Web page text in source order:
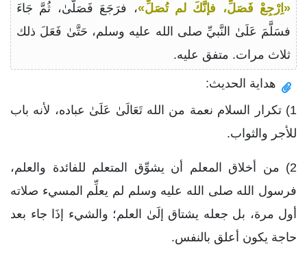
«اِرْجِعْ فَصَلِّ، فإنَّكَ لم تُصَلِّ»، فرَجَعَ فَصَلَّىٰ، ثُمَّ جَاءَ
فسَلَّمَ عَلَىٰ النَّبيِّ صلى الله عليه وسلم، حَتَّىٰ فَعَلَ ذلك
ثلاث مرات. متفق عليه.
هداية الحديث:
1) تكرار السلام نعمة من الله تَعَالَىٰ عَلَىٰ عباده، لأنه باب
للأجر والثواب.
2) من أخلاق المعلم أن يشوِّق المتعلم للفائدة والعلم،
فرسول الله صلى الله عليه وسلم لم يعلِّم المسيء صلاته
أول مرة، بل جعله يشتاق إلَىٰ العلم؛ والشيء إذَا جاء بعد
حاجة يكون أعلق بالنفس.